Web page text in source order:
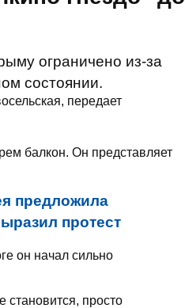
ограничено из-за
состоянии.
передает
балкон. Он представляет
предложила
протест
он начал сильно
становится, просто